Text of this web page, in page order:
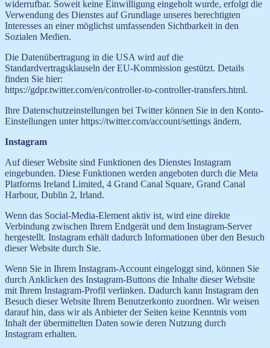
widerrufbar. Soweit keine Einwilligung eingeholt wurde, erfolgt die
Verwendung des Dienstes auf Grundlage unseres berechtigten
Interesses an einer möglichst umfassenden Sichtbarkeit in den
Sozialen Medien.
Die Datenübertragung in die USA wird auf die
Standardvertragsklauseln der EU-Kommission gestützt. Details
finden Sie hier:
https://gdpr.twitter.com/en/controller-to-controller-transfers.html.
Ihre Datenschutzeinstellungen bei Twitter können Sie in den Konto-
Einstellungen unter https://twitter.com/account/settings ändern.
Instagram
Auf dieser Website sind Funktionen des Dienstes Instagram
eingebunden. Diese Funktionen werden angeboten durch die Meta
Platforms Ireland Limited, 4 Grand Canal Square, Grand Canal
Harbour, Dublin 2, Irland.
Wenn das Social-Media-Element aktiv ist, wird eine direkte
Verbindung zwischen Ihrem Endgerät und dem Instagram-Server
hergestellt. Instagram erhält dadurch Informationen über den Besuch
dieser Website durch Sie.
Wenn Sie in Ihrem Instagram-Account eingeloggt sind, können Sie
durch Anklicken des Instagram-Buttons die Inhalte dieser Website
mit Ihrem Instagram-Profil verlinken. Dadurch kann Instagram den
Besuch dieser Website Ihrem Benutzerkonto zuordnen. Wir weisen
darauf hin, dass wir als Anbieter der Seiten keine Kenntnis vom
Inhalt der übermittelten Daten sowie deren Nutzung durch
Instagram erhalten.